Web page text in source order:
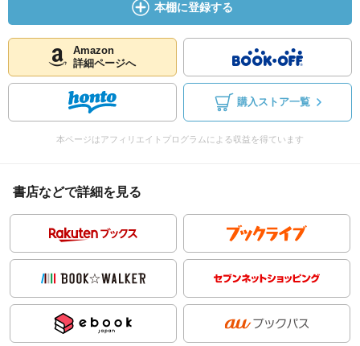
本棚に登録する
Amazon
詳細ページへ
購入ストア一覧
本ページはアフィリエイトプログラムによる収益を得ています
書店などで詳細を見る